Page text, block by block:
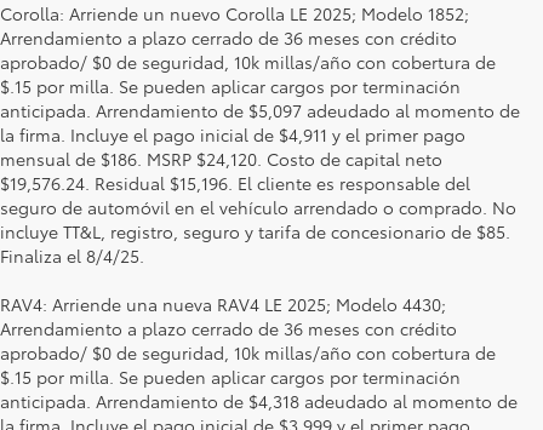
Corolla: Arriende un nuevo Corolla LE 2025; Modelo 1852;
Arrendamiento a plazo cerrado de 36 meses con crédito
aprobado/ $0 de seguridad, 10k millas/año con cobertura de
$.15 por milla. Se pueden aplicar cargos por terminación
anticipada. Arrendamiento de $5,097 adeudado al momento de
la firma. Incluye el pago inicial de $4,911 y el primer pago
mensual de $186. MSRP $24,120. Costo de capital neto
$19,576.24. Residual $15,196. El cliente es responsable del
seguro de automóvil en el vehículo arrendado o comprado. No
incluye TT&L, registro, seguro y tarifa de concesionario de $85.
Finaliza el 8/4/25.
RAV4: Arriende una nueva RAV4 LE 2025; Modelo 4430;
Arrendamiento a plazo cerrado de 36 meses con crédito
aprobado/ $0 de seguridad, 10k millas/año con cobertura de
$.15 por milla. Se pueden aplicar cargos por terminación
anticipada. Arrendamiento de $4,318 adeudado al momento de